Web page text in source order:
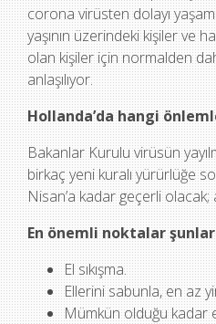
corona virüsten dolayı
yaşının üzerindeki kişiler ve
olan kişiler için normalden
anlaşılıyor.
Hollanda’da hangi
Bakanlar Kurulu virüsün
birkaç yeni kuralı yürürlüğe
Nisan’a kadar geçerli
En önemli noktalar
El sıkışma.
Ellerini sabunla, en az
Mümkün olduğu kadar